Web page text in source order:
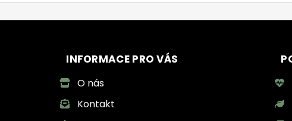
INFORMACE PRO VÁS
O nás
Kontakt